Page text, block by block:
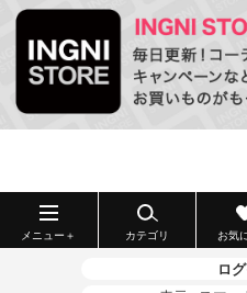
メニュー＋ カテゴリ お気
ロ